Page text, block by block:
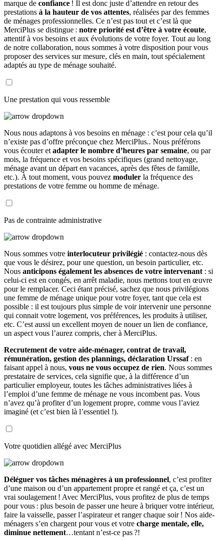
marque de confiance ! Il est donc juste d’attendre en retour des
prestations à la hauteur de vos attentes, réalisées par des femmes
de ménages professionnelles. Ce n’est pas tout et c’est là que
MerciPlus se distingue : notre priorité est d’être à votre écoute,
attentif à vos besoins et aux évolutions de votre foyer. Tout au long
de notre collaboration, nous sommes à votre disposition pour vous
proposer des services sur mesure, clés en main, tout spécialement
adaptés au type de ménage souhaité.
Une prestation qui vous ressemble
Nous nous adaptons à vos besoins en ménage : c’est pour cela qu’il
n’existe pas d’offre préconçue chez MerciPlus.. Nous préférons
vous écouter et adapter le nombre d’heures par semaine, ou par
mois, la fréquence et vos besoins spécifiques (grand nettoyage,
ménage avant un départ en vacances, après des fêtes de famille,
etc.). À tout moment, vous pouvez moduler la fréquence des
prestations de votre femme ou homme de ménage.
Pas de contrainte administrative
Nous sommes votre interlocuteur privilégié : contactez-nous dès
que vous le désirez, pour une question, un besoin particulier, etc.
Nous anticipons également les absences de votre intervenant : si
celui-ci est en congés, en arrêt maladie, nous mettons tout en œuvre
pour le remplacer. Ceci étant précisé, sachez que nous privilégions
une femme de ménage unique pour votre foyer, tant que cela est
possible : il est toujours plus simple de voir intervenir une personne
qui connait votre logement, vos préférences, les produits à utiliser,
etc. C’est aussi un excellent moyen de nouer un lien de confiance,
un aspect vous l’aurez compris, cher à MerciPlus.
Recrutement de votre aide-ménager, contrat de travail,
rémunération, gestion des plannings, déclaration Urssaf: en
faisant appel à nous, vous ne vous occupez de rien. Nous sommes
prestataire de services, cela signifie que, à la différence d’un
particulier employeur, toutes les tâches administratives liées à
l’emploi d’une femme de ménage ne vous incombent pas. Vous
n’avez qu’à profiter d’un logement propre, comme vous l’aviez
imaginé (et c’est bien là l’essentiel !).
Votre quotidien allégé avec MerciPlus
Déléguer vos tâches ménagères à un professionnel, c’est profiter
d’une maison ou d’un appartement propre et rangé et ça, c’est un
vrai soulagement ! Avec MerciPlus, vous profitez de plus de temps
pour vous : plus besoin de passer une heure à briquer votre intérieur,
faire la vaisselle, passer l’aspirateur et ranger chaque soir ! Nos aide-
ménagers s’en chargent pour vous et votre charge mentale, elle,
diminue nettement…tentant n’est-ce pas ?!